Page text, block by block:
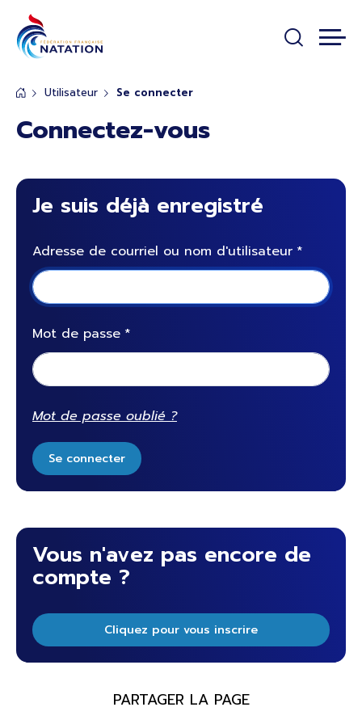
Utilisateur Se connecter
Connectez-vous
Je suis déjà enregistré
Adresse de courriel ou nom d'utilisateur
Mot de passe
Mot de passe oublié ?
Se connecter
Vous n'avez pas encore de
compte ?
Cliquez pour vous inscrire
PARTAGER LA PAGE
Panneau de gestion des cookies